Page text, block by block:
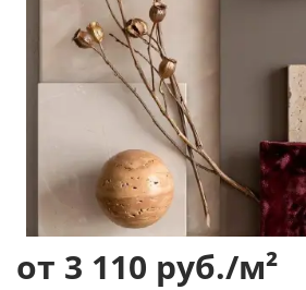
от 3 110 руб./м²